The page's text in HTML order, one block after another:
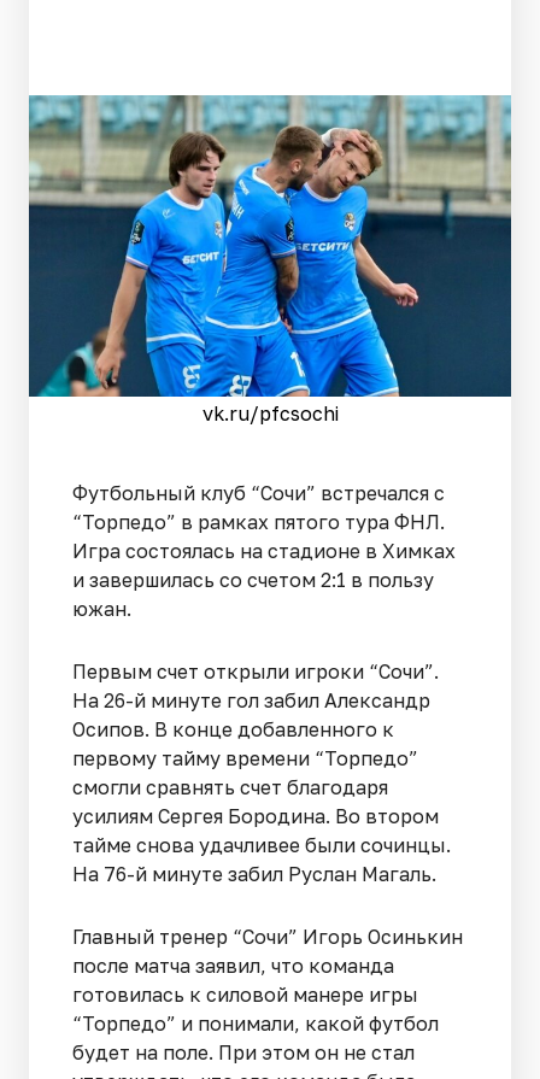
vk.ru/pfcsochi
Футбольный клуб “Сочи” встречался с
“Торпедо” в рамках пятого тура ФНЛ.
Игра состоялась на стадионе в Химках
и завершилась со счетом 2:1 в пользу
южан.
Первым счет открыли игроки “Сочи”.
На 26-й минуте гол забил Александр
Осипов. В конце добавленного к
первому тайму времени “Торпедо”
смогли сравнять счет благодаря
усилиям Сергея Бородина. Во втором
тайме снова удачливее были сочинцы.
На 76-й минуте забил Руслан Магаль.
Главный тренер “Сочи” Игорь Осинькин
после матча заявил, что команда
готовилась к силовой манере игры
“Торпедо” и понимали, какой футбол
будет на поле. При этом он не стал